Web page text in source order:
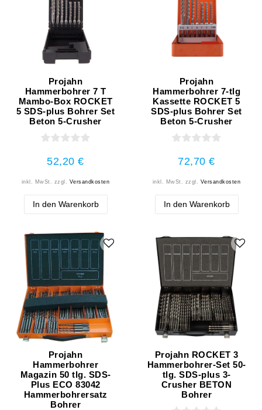
Projahn
Hammerbohrer 7 T
Mambo-Box ROCKET
5 SDS-plus Bohrer Set
Beton 5-Crusher
52,20 €
inkl. MwSt. zzgl. Versandkosten
In den Warenkorb
Projahn
Hammerbohrer 7-tlg
Kassette ROCKET 5
SDS-plus Bohrer Set
Beton 5-Crusher
72,70 €
inkl. MwSt. zzgl. Versandkosten
In den Warenkorb
Projahn
Hammerbohrer
Magazin 50 tlg. SDS-
Plus ECO 83042
Hammerbohrersatz
Bohrer
Projahn ROCKET 3
Hammerbohrer-Set 50-
tlg. SDS-plus 3-
Crusher BETON
Bohrer